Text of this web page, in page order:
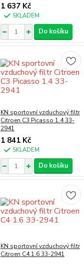
1 637 Kč
SKLADEM
Do košíku
KN sportovní vzduchový filtr
Citroen C3 Picasso 1.4 33-
2941
1 841 Kč
SKLADEM
Do košíku
KN sportovní vzduchový filtr
Citroen C4 1.6 33-2941